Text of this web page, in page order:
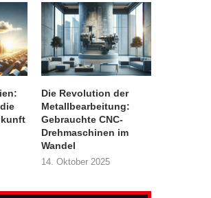
Die Revolution der
Metallbearbeitung:
Gebrauchte CNC-
Drehmaschinen im
Wandel
14. Oktober 2025